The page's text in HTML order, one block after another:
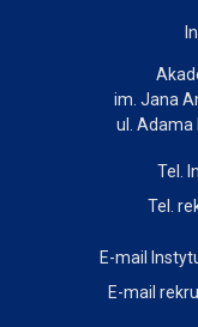
im. Jana
ul. Adama
Tel.
Tel.
E-mail
E-mail